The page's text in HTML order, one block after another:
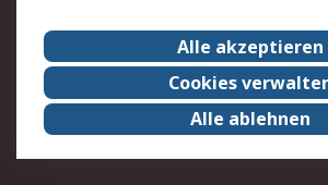
RS
Karriere bei RS
Qualität/Zertifikate
Event-Center
Alle akzeptieren
Cookies
Alle ablehnen